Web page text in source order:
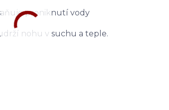
proniknutí vody
nohu v suchu a teple.